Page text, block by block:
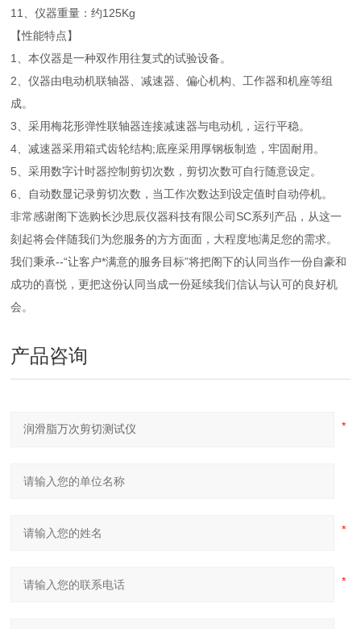
11、仪器重量：约125Kg
【性能特点】
1、本仪器是一种双作用往复式的试验设备。
2、仪器由电动机联轴器、减速器、偏心机构、工作器和机座等组
成。
3、采用梅花形弹性联轴器连接减速器与电动机，运行平稳。
4、减速器采用箱式齿轮结构;底座采用厚钢板制造，牢固耐用。
5、采用数字计时器控制剪切次数，剪切次数可自行随意设定。
6、自动数显记录剪切次数，当工作次数达到设定值时自动停机。
非常感谢阁下选购长沙思辰仪器科技有限公司SC系列产品，从这一
刻起将会伴随我们为您服务的方方面面，大程度地满足您的需求。
我们秉承--“让客户*满意的服务目标”将把阁下的认同当作一份自豪和
成功的喜悦，更把这份认同当成一份延续我们信认与认可的良好机
会。
产品咨询